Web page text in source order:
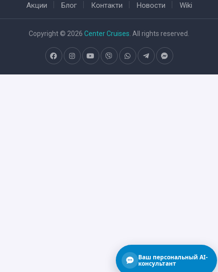
Акции Блог Контакти Новости Wiki
Copyright © 2026 Center Cruises . All rights reserved.
Ваш персональный AI-
консультант